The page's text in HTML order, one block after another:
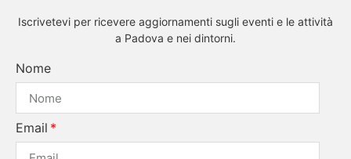
Iscrivetevi per ricevere aggiornamenti sugli eventi e le attività
a Padova e nei dintorni.
Nome
Email